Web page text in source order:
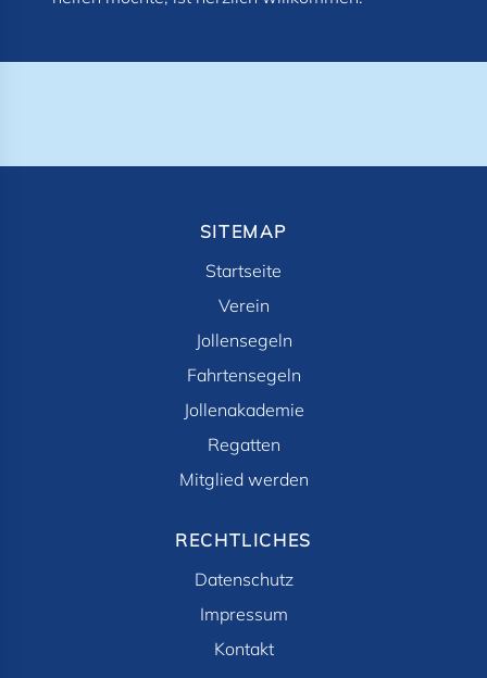
SITEMAP
Startseite
Verein
Jollensegeln
Fahrtensegeln
Jollenakademie
Regatten
Mitglied werden
RECHTLICHES
Datenschutz
Impressum
Kontakt